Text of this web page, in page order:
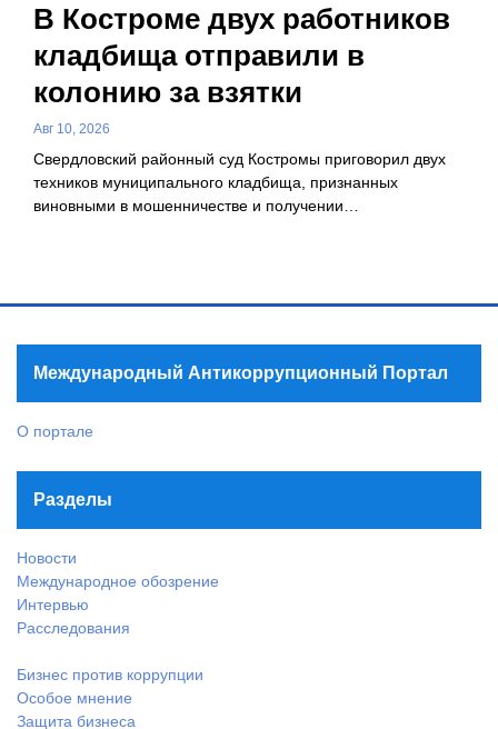
В Костроме двух работников
кладбища отправили в
колонию за взятки
Авг 10, 2026
Свердловский районный суд Костромы приговорил двух
техников муниципального кладбища, признанных
виновными в мошенничестве и получении…
Международный Антикоррупционный Портал
О портале
Разделы
Новости
Международное обозрение
Интервью
Расследования
Бизнес против коррупции
Особое мнение
Защита бизнеса